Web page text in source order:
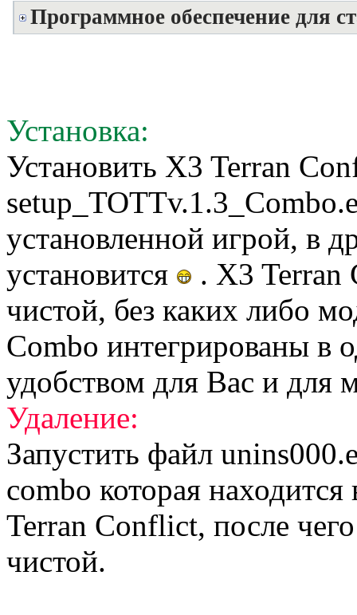
Программное обеспечение для
Установка:
Установить X3 Terran
установленной игрой, в
установится
. X3 Terran
чистой, без каких либо
Combo интегрированы в
удобством для Вас и для
Удаление:
Запустить файл
combo которая
Terran Conflict, после
чистой.